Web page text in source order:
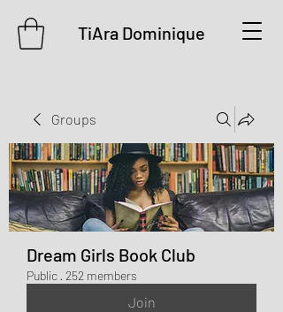
TiAra Dominique
Groups
Dream Girls Book Club
Public · 252 members
Join